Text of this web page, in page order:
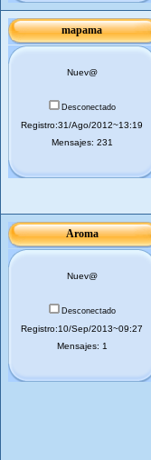
mapama
Nuev@
Desconectado
Registro:31/Ago/2012~13:19
Mensajes: 231
Aroma
Nuev@
Desconectado
Registro:10/Sep/2013~09:27
Mensajes: 1